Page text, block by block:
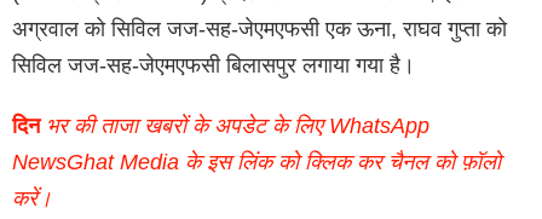
अग्रवाल को सिविल जज-सह-जेएमएफसी एक ऊना, राघव गुप्ता को
सिविल जज-सह-जेएमएफसी बिलासपुर लगाया गया है।
दिनभर की ताजा खबरों के अपडेट के लिए WhatsApp
NewsGhat Media के इस लिंक को क्लिक कर चैनल को फ़ॉलो
करें।